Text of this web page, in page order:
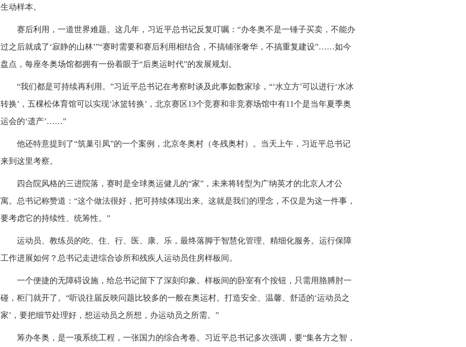
生动样本。
赛后利用，一道世界难题。这几年，习近平总书记反复叮嘱：“办冬奥不是一锤子买卖，不能办
过之后就成了‘寂静的山林’”“赛时需要和赛后利用相结合，不搞铺张奢华，不搞重复建设”……如今
盘点，每座冬奥场馆都拥有一份着眼于“后奥运时代”的发展规划。
“我们都是可持续再利用。”习近平总书记在考察时谈及此事如数家珍，“‘水立方’可以进行‘水冰
转换’，五棵松体育馆可以实现‘冰篮转换’，北京赛区13个竞赛和非竞赛场馆中有11个是当年夏季奥
运会的‘遗产’……”
他还特意提到了“筑巢引凤”的一个案例，北京冬奥村（冬残奥村）。当天上午，习近平总书记
来到这里考察。
四合院风格的三进院落，赛时是全球奥运健儿的“家”，未来将转型为广纳英才的北京人才公
寓。总书记称赞道：“这个做法很好，把可持续体现出来。这就是我们的理念，不仅是为这一件事，
要考虑它的持续性、统筹性。”
运动员、教练员的吃、住、行、医、康、乐，最终落脚于智慧化管理、精细化服务。运行保障
工作进展如何？总书记走进综合诊所和残疾人运动员住房样板间。
一个便捷的无障碍设施，给总书记留下了深刻印象。样板间的卧室有个按钮，只需用胳膊肘一
碰，柜门就开了。“听说往届反映问题比较多的一般在奥运村。打造安全、温馨、舒适的‘运动员之
家’，要把细节处理好，想运动员之所想，办运动员之所需。”
筹办冬奥，是一项系统工程，一张国力的综合考卷。习近平总书记多次强调，要“集各方之智，